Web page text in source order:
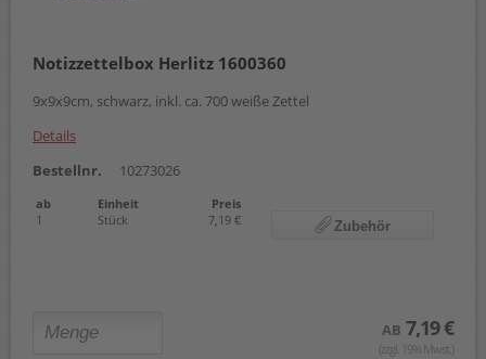
Notizzettelbox Herlitz 1600360
9x9x9cm, schwarz, inkl. ca. 700 weiße Zettel
Details
Bestellnr.
10273026
ab Einheit
Preis
1
Stück 7,19 € Zubehör
AB 7,19 €
(zzgl. 19% Mwst.)